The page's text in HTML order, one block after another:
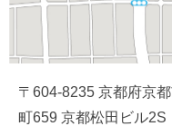
〒604-8235 京都府京
町659 京都松田ビル2S